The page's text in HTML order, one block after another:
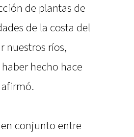
de plantas de
de la costa del
nuestros ríos,
hecho hace
conjunto entre